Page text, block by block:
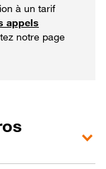
à un tarif
appels
notre page